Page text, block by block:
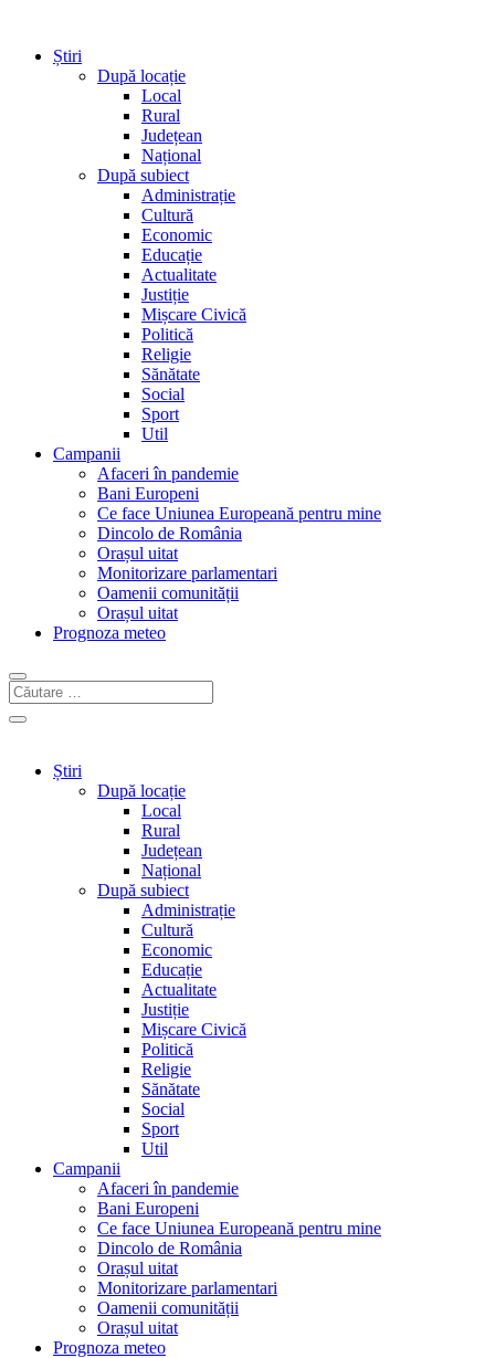
Știri
După locație
Local
Rural
Județean
Național
După subiect
Administrație
Cultură
Economic
Educație
Actualitate
Justiție
Mișcare Civică
Politică
Religie
Sănătate
Social
Sport
Util
Campanii
Afaceri în pandemie
Bani Europeni
Ce face Uniunea Europeană pentru mine
Dincolo de România
Orașul uitat
Monitorizare parlamentari
Oamenii comunității
Orașul uitat
Prognoza meteo
Știri
După locație
Local
Rural
Județean
Național
După subiect
Administrație
Cultură
Economic
Educație
Actualitate
Justiție
Mișcare Civică
Politică
Religie
Sănătate
Social
Sport
Util
Campanii
Afaceri în pandemie
Bani Europeni
Ce face Uniunea Europeană pentru mine
Dincolo de România
Orașul uitat
Monitorizare parlamentari
Oamenii comunității
Orașul uitat
Prognoza meteo